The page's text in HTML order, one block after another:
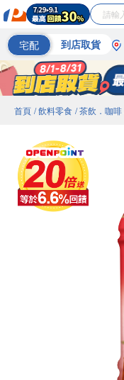
宅配 到店取貨
首頁 / 飲料零食 / 茶飲．咖啡